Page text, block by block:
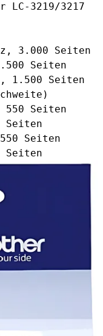
LC-3219/3217
3.000 Seiten
Seiten
1.500 Seiten
550 Seiten
Seiten
Seiten
Seiten